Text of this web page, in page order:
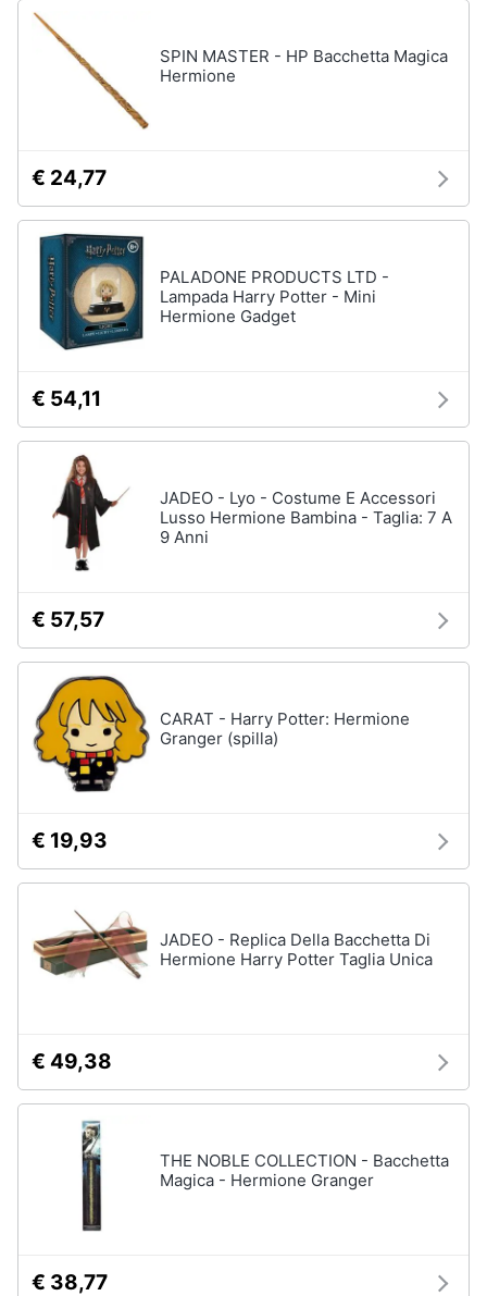
SPIN MASTER - HP Bacchetta Magica
Hermione
€ 24,77
PALADONE PRODUCTS LTD -
Lampada Harry Potter - Mini
Hermione Gadget
€ 54,11
JADEO - Lyo - Costume E Accessori
Lusso Hermione Bambina - Taglia: 7 A
9 Anni
€ 57,57
CARAT - Harry Potter: Hermione
Granger (spilla)
€ 19,93
JADEO - Replica Della Bacchetta Di
Hermione Harry Potter Taglia Unica
€ 49,38
THE NOBLE COLLECTION - Bacchetta
Magica - Hermione Granger
€ 38,77